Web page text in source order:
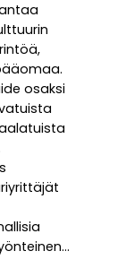
osaksi